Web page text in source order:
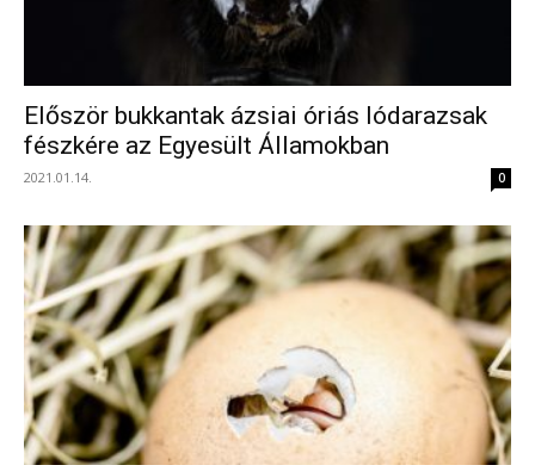
Először bukkantak ázsiai óriás lódarazsak
fészkére az Egyesült Államokban
2021.01.14. 0